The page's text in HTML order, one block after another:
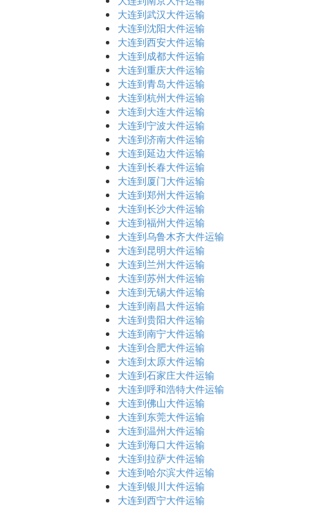
大连到武汉大件运输
大连到沈阳大件运输
大连到西安大件运输
大连到成都大件运输
大连到重庆大件运输
大连到青岛大件运输
大连到杭州大件运输
大连到大连大件运输
大连到宁波大件运输
大连到济南大件运输
大连到延边大件运输
大连到长春大件运输
大连到厦门大件运输
大连到郑州大件运输
大连到长沙大件运输
大连到福州大件运输
大连到乌鲁木齐大件运输
大连到昆明大件运输
大连到兰州大件运输
大连到苏州大件运输
大连到无锡大件运输
大连到南昌大件运输
大连到贵阳大件运输
大连到南宁大件运输
大连到合肥大件运输
大连到太原大件运输
大连到石家庄大件运输
大连到呼和浩特大件运输
大连到佛山大件运输
大连到东莞大件运输
大连到温州大件运输
大连到海口大件运输
大连到拉萨大件运输
大连到哈尔滨大件运输
大连到银川大件运输
大连到西宁大件运输